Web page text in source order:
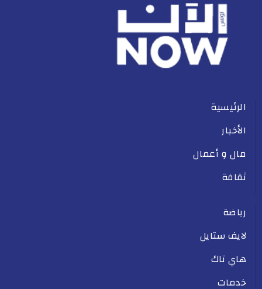
الرئيسية
الأخبار
مال و أعمال
ثقافة
رياضة
لايف ستايل
هاي تاك
خدمات